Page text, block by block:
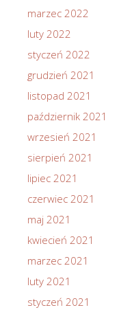
marzec 2022
luty 2022
styczeń 2022
grudzień 2021
listopad 2021
październik 2021
wrzesień 2021
sierpień 2021
lipiec 2021
czerwiec 2021
maj 2021
kwiecień 2021
marzec 2021
luty 2021
styczeń 2021